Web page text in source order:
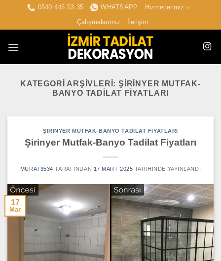
0540 445 53 35 WHATSAPP
Hizmetlerimiz
Çalışmalarımız
İletişim
KATEGORI ARŞIVLERI:ŞIRINYER MUTFAK-
BANYO TADILAT FIYATLARI
ŞIRINYER MUTFAK-BANYO TADILAT FIYATLARI
Şirinyer Mutfak-Banyo Tadilat Fiyatları
MURAT3534 TARAFINDAN 17 MART 2025 TARIHINDE YAYINLANDI
17
Mar